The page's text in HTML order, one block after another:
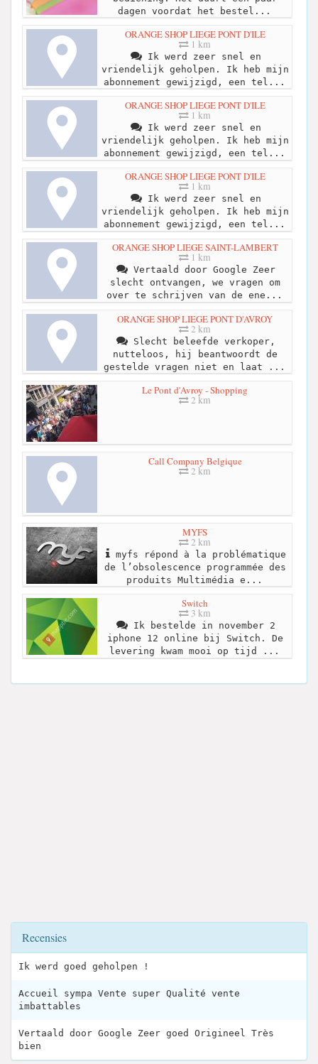
dagen voordat het bestel...
ORANGE SHOP LIEGE PONT D'ILE
1 km
Ik werd zeer snel en
vriendelijk geholpen. Ik heb mijn
abonnement gewijzigd, een tel...
ORANGE SHOP LIEGE PONT D'ILE
1 km
Ik werd zeer snel en
vriendelijk geholpen. Ik heb mijn
abonnement gewijzigd, een tel...
ORANGE SHOP LIEGE PONT D'ILE
1 km
Ik werd zeer snel en
vriendelijk geholpen. Ik heb mijn
abonnement gewijzigd, een tel...
ORANGE SHOP LIEGE SAINT-LAMBERT
1 km
Vertaald door Google Zeer
slecht ontvangen, we vragen om
over te schrijven van de ene...
ORANGE SHOP LIEGE PONT D'AVROY
2 km
Slecht beleefde verkoper,
nutteloos, hij beantwoordt de
gestelde vragen niet en laat ...
Le Pont d'Avroy - Shopping
2 km
Call Company Belgique
2 km
MYFS
2 km
myfs répond à la problématique
de l’obsolescence programmée des
produits Multimédia e...
Switch
3 km
Ik bestelde in november 2
iphone 12 online bij Switch. De
levering kwam mooi op tijd ...
Recensies
Ik werd goed geholpen !
Accueil sympa Vente super Qualité vente
imbattables
Vertaald door Google Zeer goed Origineel Très
bien